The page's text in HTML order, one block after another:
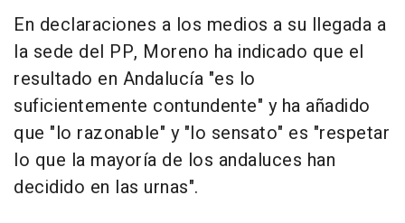
En declaraciones a los medios a su llegada a
la sede del PP, Moreno ha indicado que el
resultado en Andalucía "es lo
suficientemente contundente" y ha añadido
que "lo razonable" y "lo sensato" es "respetar
lo que la mayoría de los andaluces han
decidido en las urnas".